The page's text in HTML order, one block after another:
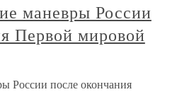
маневры России
Первой мировой
России после окончания